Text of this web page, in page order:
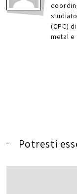
(CPC)
metal e
Potresti